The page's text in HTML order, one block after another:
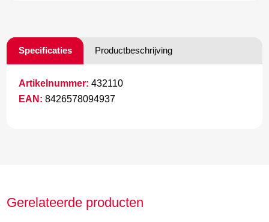
Specificaties Productbeschrijving
Artikelnummer: 432110
EAN: 8426578094937
Gerelateerde producten